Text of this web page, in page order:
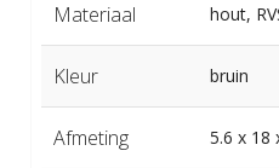
Materiaal hout,
Kleur bruin
Afmeting 5.6 x 18